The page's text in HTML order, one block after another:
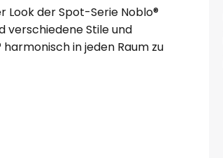
Look der Spot-Serie Noblo®
verschiedene Stile und
in jeden Raum zu